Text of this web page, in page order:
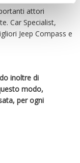
attori
Car Specialist,
Jeep Compass e
inoltre di
modo,
per ogni